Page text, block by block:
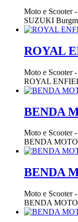
Moto e Scooter-
SUZUKI
ROYAL
Moto e Scooter-
ROYAL
BENDA
Moto e Scooter-
BENDA
BENDA
Moto e Scooter-
BENDA